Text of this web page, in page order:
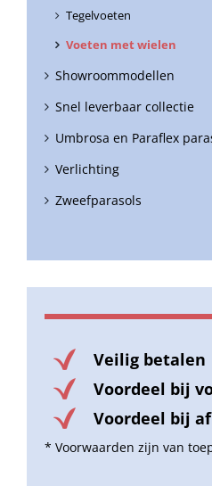
Tegelvoeten
Voeten met wielen
Showroommodellen
Snel leverbaar collectie
Umbrosa en Paraflex
Verlichting
Zweefparasols
Veilig betalen
Voordeel bij
Voordeel bij
* Voorwaarden zijn van